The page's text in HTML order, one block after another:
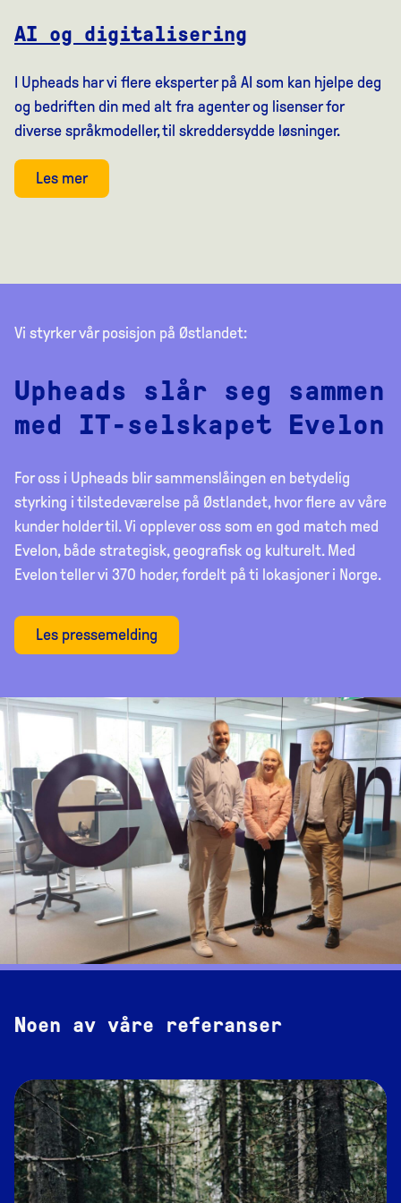
AI og digitalisering
I Upheads har vi flere eksperter på AI som kan hjelpe deg
og bedriften din med alt fra agenter og lisenser for
diverse språkmodeller, til skreddersydde løsninger.
Les mer
Vi styrker vår posisjon på Østlandet:
Upheads slår seg sammen
med IT-selskapet Evelon
For oss i Upheads blir sammenslåingen en betydelig
styrking i tilstedeværelse på Østlandet, hvor flere av våre
kunder holder til. Vi opplever oss som en god match med
Evelon, både strategisk, geografisk og kulturelt. Med
Evelon teller vi 370 hoder, fordelt på ti lokasjoner i Norge.
Les pressemelding
Noen av våre referanser